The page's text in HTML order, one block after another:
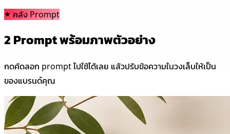
คลัง Prompt
2 Prompt พร้อมภาพตัวอย่าง
กดคัดลอก prompt ไปใช้ได้เลย แล้วปรับข้อความในวงเล็บให้เป็น
ของแบรนด์คุณ